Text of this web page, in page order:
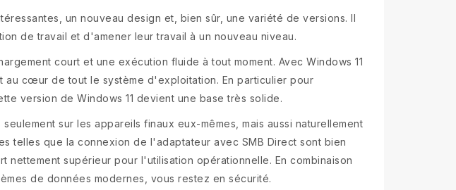
un nouveau design et, bien sûr, une variété de versions. Il
de travail et d'amener leur travail à un nouveau niveau.
court et une exécution fluide à tout moment. Avec Windows 11
cœur de tout le système d'exploitation. En particulier pour
version de Windows 11 devient une base très solide.
sur les appareils finaux eux-mêmes, mais aussi naturellement
telles que la connexion de l'adaptateur avec SMB Direct sont bien
nettement supérieur pour l'utilisation opérationnelle. En combinaison
de données modernes, vous restez en sécurité.